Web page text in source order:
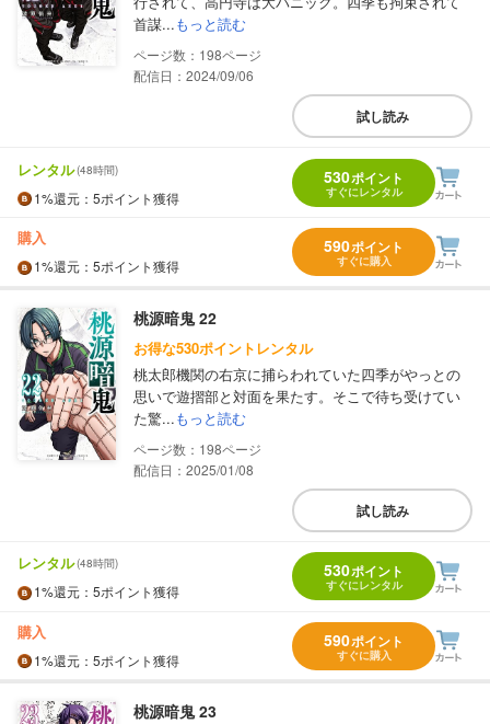
首謀...もっと読む
198
配信日：2024/09/06
試し読み
レンタル(48時間)
1%還元 ：5ポイント獲得
530ポイント
すぐにレンタル
購入
1%還元 ：5ポイント獲得
590ポイント
すぐに購入
桃源暗鬼 22
お得な530ポイントレンタル
桃太郎機関の右京に捕らわれていた四季がやっとの
思いで遊摺部と対面を果たす。そこで待ち受けてい
た驚...もっと読む
198
配信日：2025/01/08
試し読み
レンタル(48時間)
1%還元 ：5ポイント獲得
530ポイント
すぐにレンタル
購入
1%還元 ：5ポイント獲得
590ポイント
すぐに購入
桃源暗鬼 23